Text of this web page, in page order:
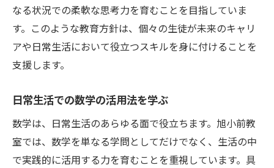
なる状況での柔軟な思考力を育むことを目指していま
す。このような教育方針は、個々の生徒が未来のキャリ
アや日常生活において役立つスキルを身に付けることを
支援します。
日常生活での数学の活用法を学ぶ
数学は、日常生活のあらゆる面で役立ちます。旭小前教
室では、数学を単なる学問としてだけでなく、生活の中
で実践的に活用する力を育むことを重視しています。具